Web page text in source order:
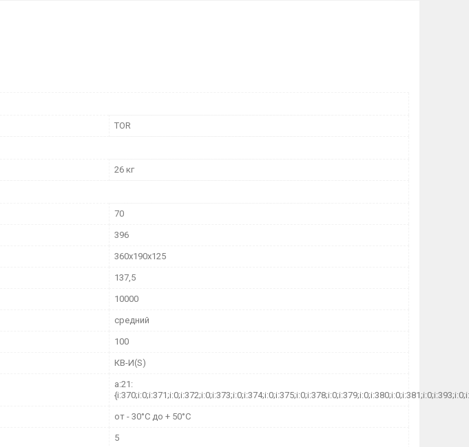
TOR
26 кг
70
396
360х190х125
137,5
10000
средний
100
КВ-И(S)
a:21:
от - 30°С до + 50°С
5